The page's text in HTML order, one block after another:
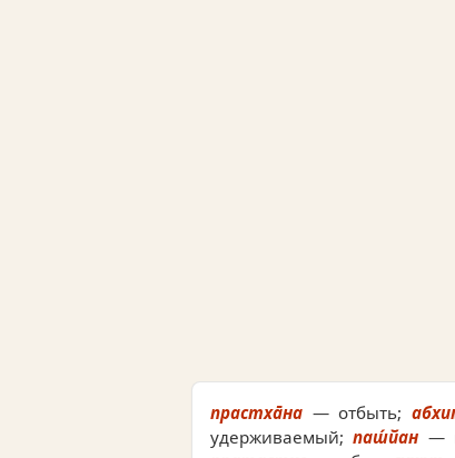
прастха̄на — отбыть;
удерживаемый;паш́йан —